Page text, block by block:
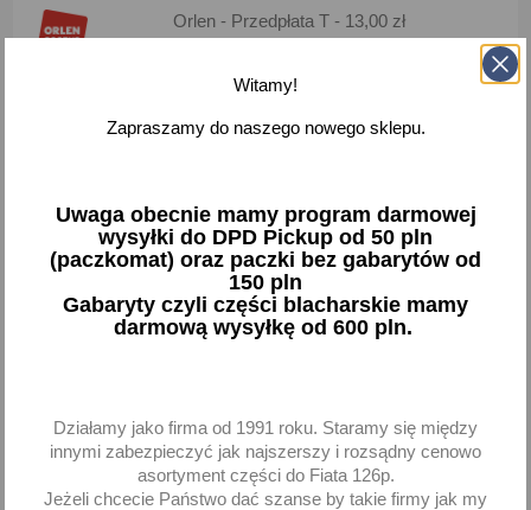
Orlen - Przedpłata T - 13,00 zł
Paczkomaty 24/71 - 13,00 zł
Dostawa za 2 dni
DPD - Przedpłata - 16,00 zł
Dostawa za 2 dni
DPD - Pobranie - 20,00 zł
Dostawa za 1 dni
Towar wprowadzony do obrotu przed 13 grudnia 2024
Witamy!
Zapraszamy do naszego nowego sklepu.
Uwaga obecnie mamy program darmowej
wysyłki do DPD Pickup od 50 pln
(paczkomat) oraz paczki bez gabarytów od
150 pln
Gabaryty czyli części blacharskie mamy
darmową wysyłkę od 600 pln.
Działamy jako firma od 1991 roku. Staramy się między
innymi zabezpieczyć jak najszerszy i rozsądny cenowo
asortyment części do Fiata 126p.
Jeżeli chcecie Państwo dać szanse by takie firmy jak my